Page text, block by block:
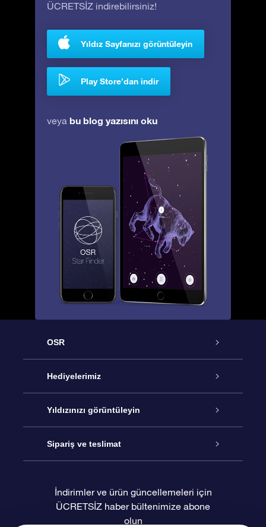
ÜCRETSİZ indirebilirsiniz!
Yıldız Sayfanızı görüntüleyin
Play Store’dan indir
veya bu blog yazısını oku
OSR
Hizmet
İletişim
Blogu
Değerlendirmeler
Hediyelerimiz
Çevrimiçi Yıldız Hediyesi
OSR Hediye Paketi
OSR Hediye Kartı
Yıldızınızı görüntüleyin
Star Register
Kişiselleştirilmiş Yıldız Sayfası
Sipariş ve teslimat
Ödeme bilgileri
İndirimler ve ürün güncellemeleri için
ÜCRETSİZ haber bültenimize abone
olun